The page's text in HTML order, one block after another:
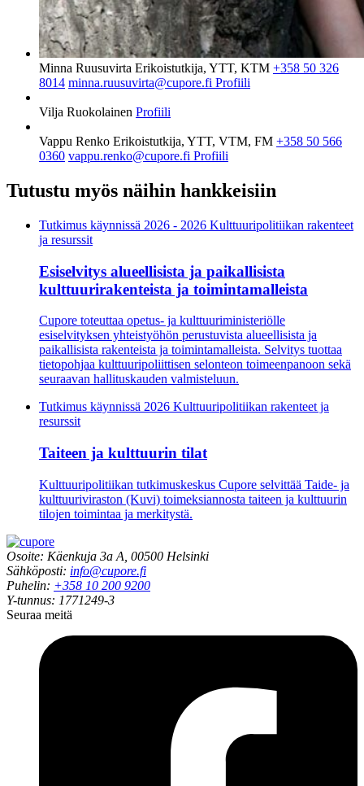
Minna Ruusuvirta Erikoistutkija, YTT, KTM +358 50 326
8014 minna.ruusuvirta@cupore.fi Profiili
Vilja Ruokolainen Profiili
Vappu Renko Erikoistutkija, YTT, VTM, FM +358 50 566
0360 vappu.renko@cupore.fi Profiili
Tutustu myös näihin hankkeisiin
Tutkimus käynnissä 2026 - 2026 Kulttuuripolitiikan rakenteet
ja resurssit
Esiselvitys alueellisista ja paikallisista
kulttuurirakenteista ja toimintamalleista
Cupore toteuttaa opetus- ja kulttuuriministeriölle
esiselvityksen yhteistyöhön perustuvista alueellisista ja
paikallisista rakenteista ja toimintamalleista. Selvitys tuottaa
tietopohjaa kulttuuripoliittisen selonteon toimeenpanoon sekä
seuraavan hallituskauden valmisteluun.
Tutkimus käynnissä 2026 Kulttuuripolitiikan rakenteet ja
resurssit
Taiteen ja kulttuurin tilat
Kulttuuripolitiikan tutkimuskeskus Cupore selvittää Taide- ja
kulttuuriviraston (Kuvi) toimeksiannosta taiteen ja kulttuurin
tilojen toimintaa ja merkitystä.
Osoite: Käenkuja 3a A, 00500 Helsinki
Sähköposti: info@cupore.fi
Puhelin: +358 10 200 9200
Y-tunnus: 1771249-3
Seuraa meitä